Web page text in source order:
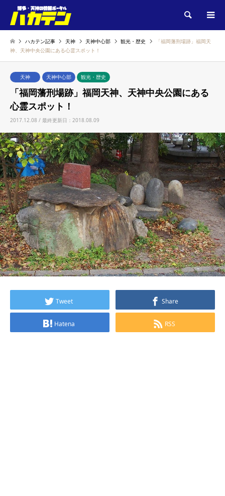
検索
ハカテン記事 天神 天神中心部 観光・歴史
「福岡藩刑場跡」福岡天
神、天神中央公園にある心霊スポット！
天神 天神中心部 観光・歴史
「福岡藩刑場跡」福岡天神、天神中央公園にある
心霊スポット！
2017.12.08 / 最終更新日：2018.08.09
Tweet Share
Hatena RSS